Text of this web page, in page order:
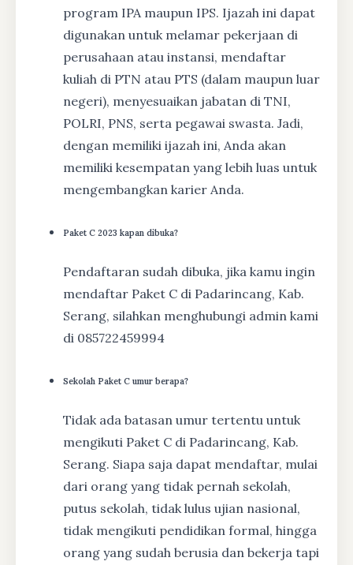
program IPA maupun IPS. Ijazah ini dapat
digunakan untuk melamar pekerjaan di
perusahaan atau instansi, mendaftar
kuliah di PTN atau PTS (dalam maupun luar
negeri), menyesuaikan jabatan di TNI,
POLRI, PNS, serta pegawai swasta. Jadi,
dengan memiliki ijazah ini, Anda akan
memiliki kesempatan yang lebih luas untuk
mengembangkan karier Anda.
Paket C 2023 kapan dibuka?
Pendaftaran sudah dibuka, jika kamu ingin
mendaftar Paket C di Padarincang, Kab.
Serang, silahkan menghubungi admin kami
di 085722459994
Sekolah Paket C umur berapa?
Tidak ada batasan umur tertentu untuk
mengikuti Paket C di Padarincang, Kab.
Serang. Siapa saja dapat mendaftar, mulai
dari orang yang tidak pernah sekolah,
putus sekolah, tidak lulus ujian nasional,
tidak mengikuti pendidikan formal, hingga
orang yang sudah berusia dan bekerja tapi